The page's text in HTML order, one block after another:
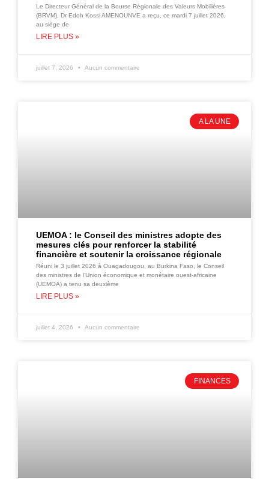
Le Directeur Général de la Bourse Régionale des Valeurs Mobilières
(BRVM), Dr Edoh Kossi AMENOUNVE a reçu, ce mardi 7 juillet 2026,
au siège de
LIRE PLUS »
juillet 7, 2026 Aucun commentaire
A LA UNE
UEMOA : le Conseil des ministres adopte des
mesures clés pour renforcer la stabilité
financière et soutenir la croissance régionale
Réuni le 3 juillet 2026 à Ouagadougou, au Burkina Faso, le Conseil
des ministres de l’Union économique et monétaire ouest-africaine
(UEMOA) a tenu sa deuxième
LIRE PLUS »
juillet 4, 2026 Aucun commentaire
FINANCES